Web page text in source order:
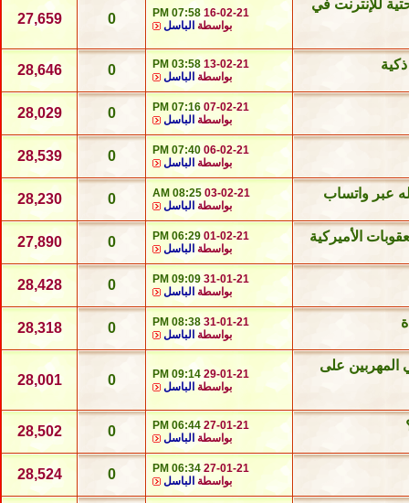
للإنترنت في
16-02-21
07:58 PM
بواسطة الباسل 0
27,659
13-02-21
03:58 PM
بواسطة الباسل 0
28,646
07-02-21
07:16 PM
بواسطة الباسل 0
28,029
06-02-21
07:40 PM
بواسطة الباسل 0
28,539
عبر واتساب 03-02-21
08:25 AM
بواسطة الباسل 0
28,230
الأميركية 01-02-21
06:29 PM
بواسطة الباسل 0
27,890
31-01-21
09:09 PM
بواسطة الباسل 0
28,428
31-01-21
08:38 PM
بواسطة الباسل 0
28,318
المهربين على
29-01-21
09:14 PM
بواسطة الباسل 0
28,001
27-01-21
06:44 PM
بواسطة الباسل 0
28,502
27-01-21
06:34 PM
بواسطة الباسل 0
28,524